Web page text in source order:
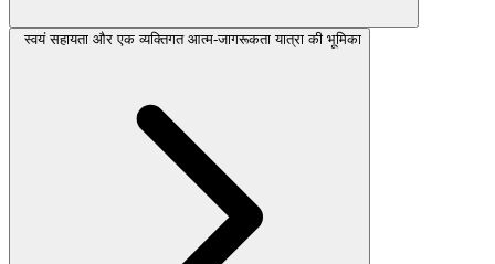
स्वयं सहायता और एक व्यक्तिगत आत्म-जागरूकता यात्रा की भूमिका